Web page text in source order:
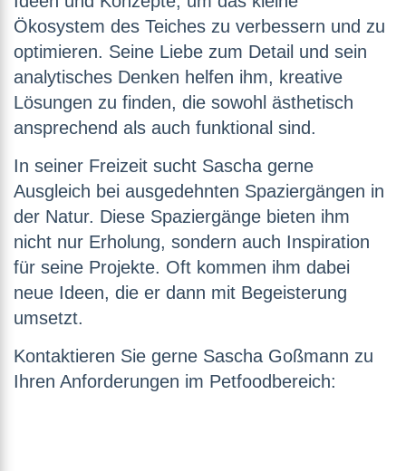
Ökosystem des Teiches zu verbessern und zu
optimieren. Seine Liebe zum Detail und sein
analytisches Denken helfen ihm, kreative
Lösungen zu finden, die sowohl ästhetisch
ansprechend als auch funktional sind.
In seiner Freizeit sucht Sascha gerne
Ausgleich bei ausgedehnten Spaziergängen in
der Natur. Diese Spaziergänge bieten ihm
nicht nur Erholung, sondern auch Inspiration
für seine Projekte. Oft kommen ihm dabei
neue Ideen, die er dann mit Begeisterung
umsetzt.
Kontaktieren Sie gerne Sascha Goßmann zu
Ihren Anforderungen im Petfoodbereich: